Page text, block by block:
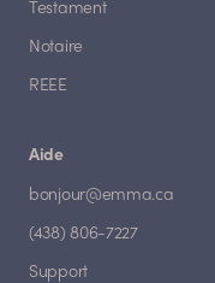
Testament
Notaire
REEE
Aide
bonjour@emma.ca
(438) 806-7227
Support